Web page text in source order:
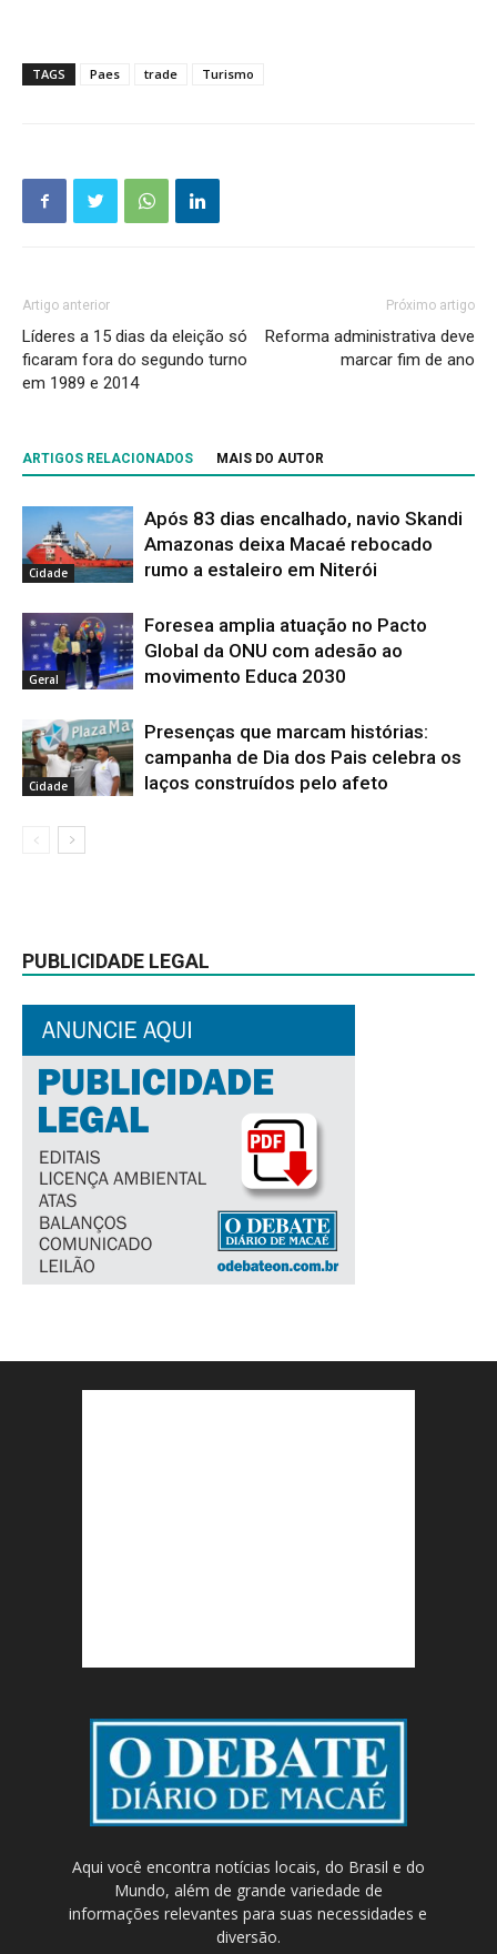
TAGS Paes trade Turismo
Artigo anterior
Líderes a 15 dias da eleição só
ficaram fora do segundo turno
em 1989 e 2014
Próximo artigo
Reforma administrativa deve
marcar fim de ano
ARTIGOS RELACIONADOS MAIS DO AUTOR
Cidade
Após 83 dias encalhado, navio Skandi
Amazonas deixa Macaé rebocado
rumo a estaleiro em Niterói
Geral
Foresea amplia atuação no Pacto
Global da ONU com adesão ao
movimento Educa 2030
Cidade
Presenças que marcam histórias:
campanha de Dia dos Pais celebra os
laços construídos pelo afeto
PUBLICIDADE LEGAL
Aqui você encontra notícias locais, do Brasil e do
Mundo, além de grande variedade de
informações relevantes para suas necessidades e
diversão.